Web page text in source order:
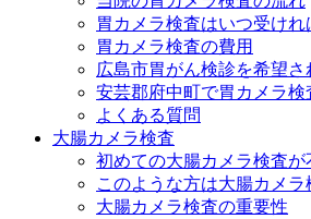
胃カメラ検査はいつ受けれ
胃カメラ検査の費用
広島市胃がん検診を希望さ
安芸郡府中町で胃カメラ
よくある質問
大腸カメラ検査
初めての大腸カメラ検査が
このような方は大腸カメラ
大腸カメラ検査の重要性